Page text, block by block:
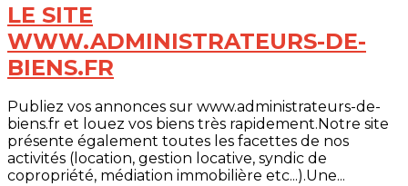
LE SITE
WWW.ADMINISTRATEURS-DE-
BIENS.FR
Publiez vos annonces sur www.administrateurs-de-
biens.fr et louez vos biens très rapidement.Notre site
présente également toutes les facettes de nos
activités (location, gestion locative, syndic de
copropriété, médiation immobilière etc...).Une...